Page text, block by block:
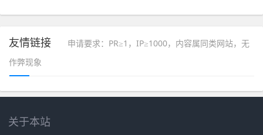
友情链接
申请要求：PR≥1，IP≥1000，内容属同类网站，无
作弊现象
关于本站